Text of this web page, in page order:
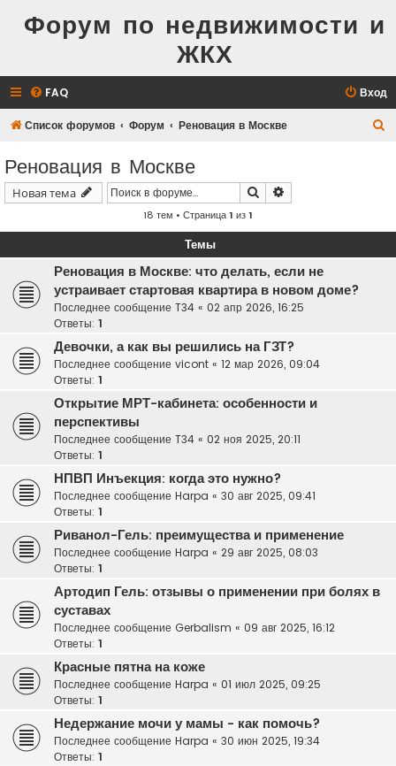
Форум по недвижимости и
ЖКХ
FAQ Вход
Список форумов Форум Реновация в Москве
Реновация в Москве
Новая тема Поиск
18 тем • Страница1 из1
Темы
Реновация в Москве: что делать, если не
устраивает стартовая квартира в новом доме?
Последнее сообщение T34 « 02 апр 2026, 16:25
Ответы: 1
Девочки, а как вы решились на ГЗТ?
Последнее сообщение vicont « 12 мар 2026, 09:04
Ответы: 1
Открытие МРТ-кабинета: особенности и
перспективы
Последнее сообщение T34 « 02 ноя 2025, 20:11
Ответы: 1
НПВП Инъекция: когда это нужно?
Последнее сообщение Harpa « 30 авг 2025, 09:41
Ответы: 1
Риванол-Гель: преимущества и применение
Последнее сообщение Harpa « 29 авг 2025, 08:03
Ответы: 1
Артодип Гель: отзывы о применении при болях в
суставах
Последнее сообщение Gerbalism « 09 авг 2025, 16:12
Ответы: 1
Красные пятна на коже
Последнее сообщение Harpa « 01 июл 2025, 09:25
Ответы: 1
Недержание мочи у мамы - как помочь?
Последнее сообщение Harpa « 30 июн 2025, 19:34
Ответы: 1